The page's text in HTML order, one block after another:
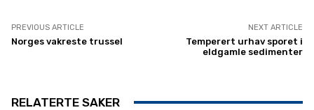
PREVIOUS ARTICLE
Norges vakreste trussel
NEXT ARTICLE
Temperert urhav sporet i
eldgamle sedimenter
RELATERTE SAKER